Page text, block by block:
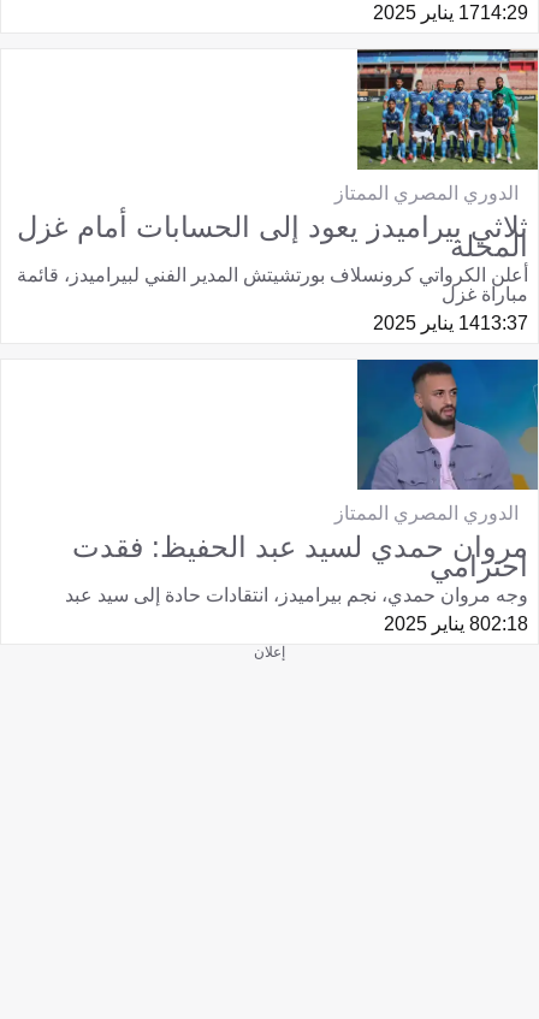
14:2917 يناير 2025
الدوري المصري الممتاز
ثلاثي بيراميدز يعود إلى الحسابات أمام غزل
المحلة
أعلن الكرواتي كرونسلاف بورتشيتش المدير الفني لبيراميدز، قائمة
مباراة غزل
13:3714 يناير 2025
الدوري المصري الممتاز
مروان حمدي لسيد عبد الحفيظ: فقدت
احترامي
وجه مروان حمدي، نجم بيراميدز، انتقادات حادة إلى سيد عبد
02:188 يناير 2025
إعلان